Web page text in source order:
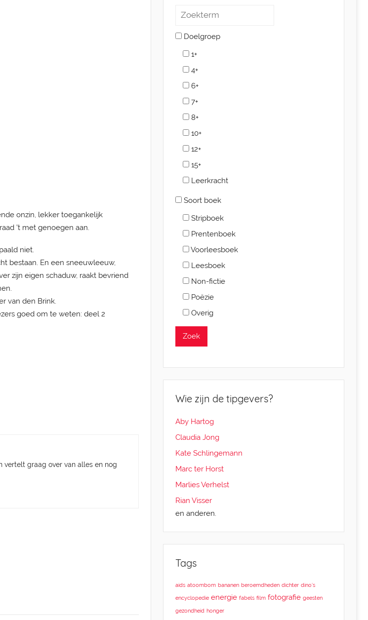
onzin, lekker toegankelijk
’t met genoegen aan.
niet.
bestaan. En een sneeuwleeuw,
zijn eigen schaduw, raakt bevriend
van den Brink.
goed om te weten: deel 2
vertelt graag over van alles en nog
Doelgroep
1+
4+
6+
7+
8+
10+
12+
15+
Leerkracht
Soort boek
Stripboek
Prentenboek
Voorleesboek
Leesboek
Non-fictie
Poëzie
Overig
Wie zijn de tipgevers?
Aby Hartog
Claudia Jong
Kate Schlingemann
Marc ter Horst
Marlies Verhelst
Rian Visser
en anderen.
Tags
aids atoombom bananen beroemdheden dichter dino’s
encyclopedie energie fabels film fotografie geesten
gezondheid honger